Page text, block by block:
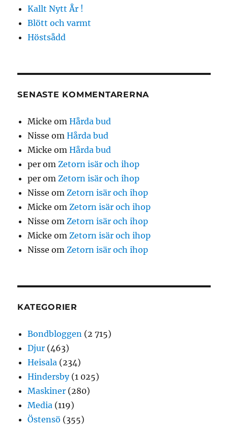
Kallt Nytt År !
Blött och varmt
Höstsådd
SENASTE KOMMENTARERNA
Micke omHårda bud
Nisse omHårda bud
Micke omHårda bud
per om Zetorn isär och ihop
per om Zetorn isär och ihop
Nisse om Zetorn isär och ihop
Micke om Zetorn isär och ihop
Nisse om Zetorn isär och ihop
Micke om Zetorn isär och ihop
Nisse om Zetorn isär och ihop
KATEGORIER
Bondbloggen (2 715)
Djur (463)
Heisala (234)
Hindersby(1 025)
Maskiner (280)
Media (119)
Östensö (355)